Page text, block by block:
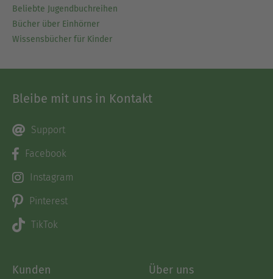
Beliebte Jugendbuchreihen
Bücher über Einhörner
Wissensbücher für Kinder
Bleibe mit uns in Kontakt
Support
Facebook
Instagram
Pinterest
TikTok
Kunden Über uns